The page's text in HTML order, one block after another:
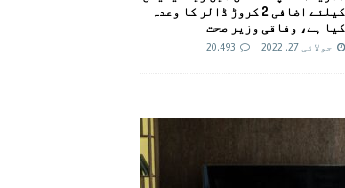
کیلئے اضافی 2 کروڑ ڈالر کا وعدہ
کیا ہے، وفاقی وزیر صحت
جولائی 27, 2022 20,493